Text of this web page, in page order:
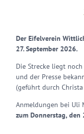
Der Eifelverein
27. September 2026.
Die Strecke liegt
und der Presse
(geführt durch
Anmeldungen bei Uli
zum Donnerstag, den